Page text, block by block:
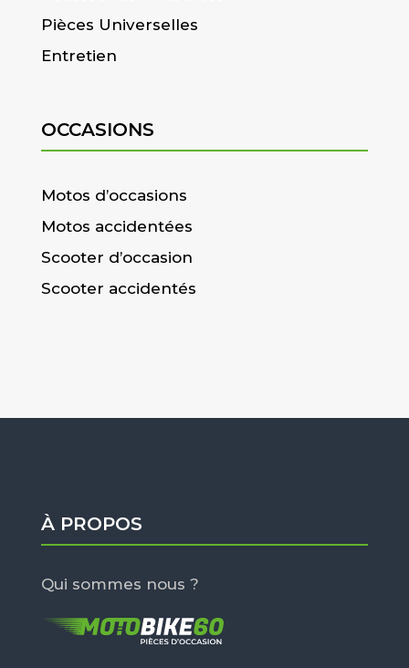
Pièces Universelles
Entretien
OCCASIONS
Motos d’occasions
Motos accidentées
Scooter d’occasion
Scooter accidentés
À PROPOS
Qui sommes nous ?